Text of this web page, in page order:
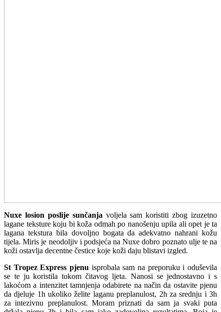
Nuxe losion poslije sunčanjavoljela sam koristiti zbog izuzetno
lagane teksture koju bi koža odmah po nanošenju upila ali opet je ta
lagana tekstura bila dovoljno bogata da adekvatno nahrani kožu
tijela. Miris je neodoljiv i podsjeća na Nuxe dobro poznato ulje te na
koži ostavlja decentne čestice koje koži daju blistavi izgled.
St Tropez Express pjenu isprobala sam na preporuku i oduševila
se te ju koristila tokom čitavog ljeta. Nanosi se jednostavno i s
lakoćom a intenzitet tamnjenja odabirete na način da ostavite pjenu
da djeluje 1h ukoliko želite laganu preplanulost, 2h za srednju i 3h
za intezivnu preplanulost. Moram priznati da sam ja svaki puta